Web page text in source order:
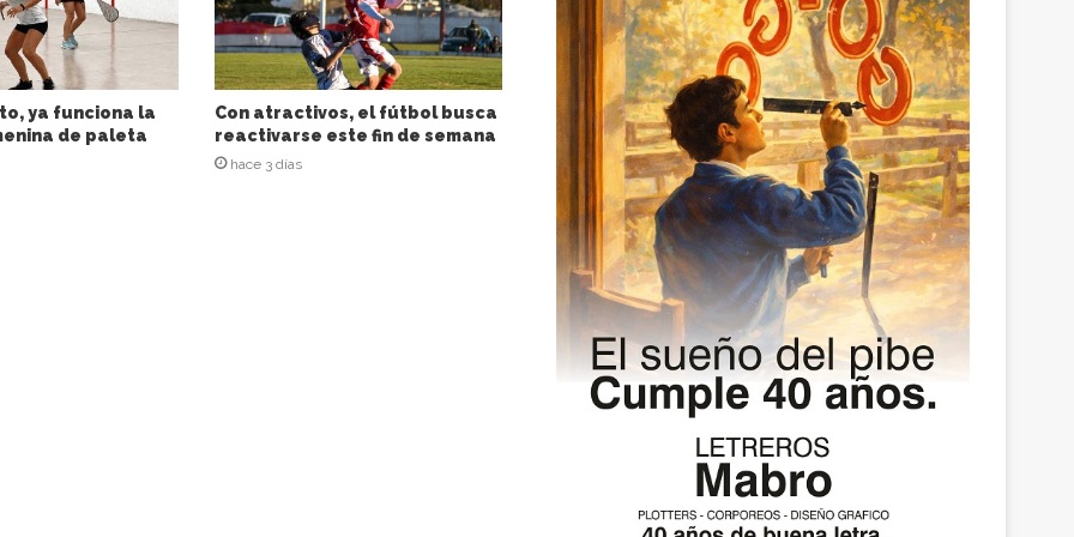
ya funciona la
de paleta
Con atractivos, el fútbol busca
reactivarse este fin de semana
hace 3 días